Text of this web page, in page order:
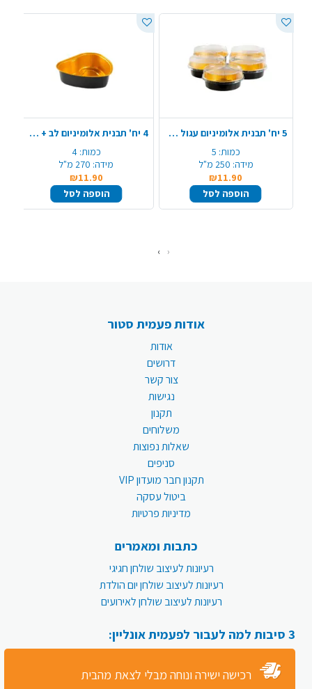
5 יח' תבנית אלומיניום עגול + מכסה - שחור זהב
כמות: 5
מידה: 250 מ"ל
₪11.90
הוספה לסל
4 יח' תבנית אלומיניום לב + מכסה - שחור זהב
כמות: 4
מידה: 270 מ"ל
₪11.90
הוספה לסל
‹
›
אודות פעמית סטור
אודות
דרושים
צור קשר
נגישות
תקנון
משלוחים
שאלות נפוצות
סניפים
תקנון חבר מועדון VIP
ביטול עסקה
מדיניות פרטיות
כתבות ומאמרים
רעיונות לעיצוב שולחן חגיגי
רעיונות לעיצוב שולחן יום הולדת
רעיונות לעיצוב שולחן לאירועים
3 סיבות למה לעבור לפעמית אונליין:
רכישה ישירה ונוחה מבלי לצאת מהבית